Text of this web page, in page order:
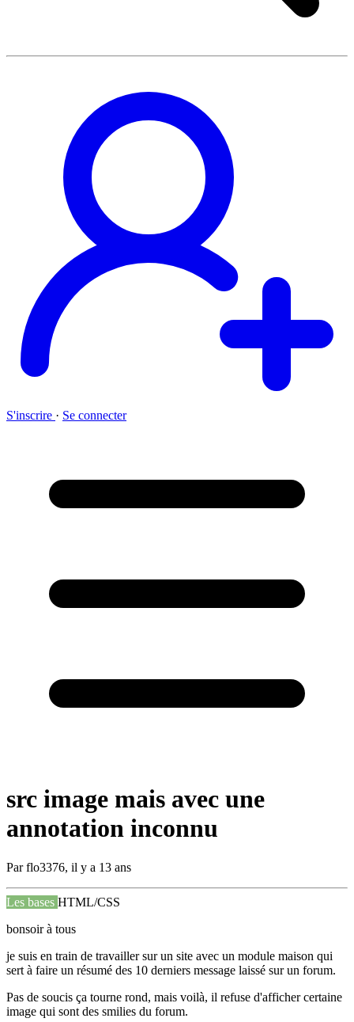
S'inscrire · Se connecter
src image mais avec une
annotation inconnu
Parflo3376, il y a 13 ans
Les bases HTML/CSS
bonsoir à tous
je suis en train de travailler sur un site avec un module maison qui
sert à faire un résumé des 10 derniers message laissé sur un forum.
Pas de soucis ça tourne rond, mais voilà, il refuse d'afficher certaine
image qui sont des smilies du forum.